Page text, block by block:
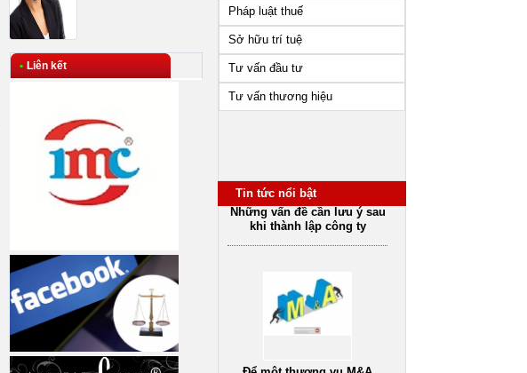
sư tranh
tụng
Dịch vụ tư vấn pháp
luật doanh nghiệp uy
tín
Dịch vụ tư vấn luật
• Liên kết
Pháp luật thuế
Sở hữu trí tuệ
Tư vấn đầu tư
Tư vấn thương hiệu
Tin tức nổi bật
Để một thương vụ M&A
thành công